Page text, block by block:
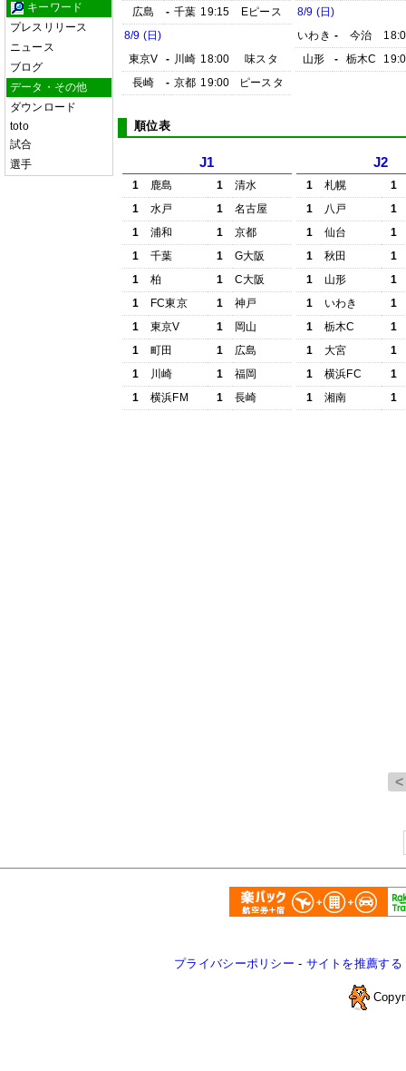
キーワード
プレスリリース
ニュース
ブログ
データ・その他
ダウンロード
toto
試合
選手
広島
- 千葉 19:15
Eピース
8/9 (日)
東京V
- 川崎 18:00
味スタ
長崎
- 京都 19:00 ピースタ
8/9 (日)
いわき - 今治
山形
- 栃木C
順位表
J1
1 鹿島 1
清水
1
水戸 1
名古屋
1
浦和 1
京都
1
千葉 1
G大阪
1
柏 1
C大阪
1
FC東京 1
神戸
1
東京V 1
岡山
1
町田 1
広島
1
川崎 1
福岡
1
横浜FM 1 長崎
J2
1 札幌
1
1
八戸
1
1
仙台
1
1
秋田
1
1
山形
1
1
いわき
1
1
栃木C
1
1
大宮
1
1
横浜FC
1
1
湘南 1
プライバシーポリシー - サイトを推薦する